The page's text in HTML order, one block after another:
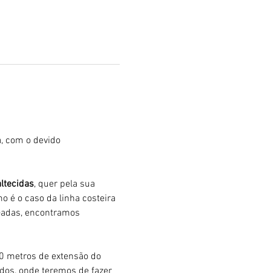
com o devido
, quer pela sua
é o caso da linha costeira
encontramos
metros de extensão do